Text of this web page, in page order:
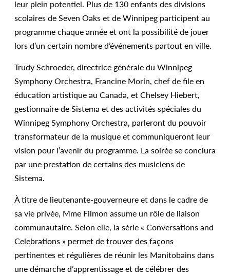
leur plein potentiel. Plus de 130 enfants des divisions
scolaires de Seven Oaks et de Winnipeg participent au
programme chaque année et ont la possibilité de jouer
lors d’un certain nombre d’événements partout en ville.
Trudy Schroeder, directrice générale du Winnipeg
Symphony Orchestra, Francine Morin, chef de file en
éducation artistique au Canada, et Chelsey Hiebert,
gestionnaire de Sistema et des activités spéciales du
Winnipeg Symphony Orchestra, parleront du pouvoir
transformateur de la musique et communiqueront leur
vision pour l’avenir du programme. La soirée se conclura
par une prestation de certains des musiciens de
Sistema.
À titre de lieutenante-gouverneure et dans le cadre de
sa vie privée, Mme Filmon assume un rôle de liaison
communautaire. Selon elle, la série « Conversations and
Celebrations » permet de trouver des façons
pertinentes et régulières de réunir les Manitobains dans
une démarche d’apprentissage et de célébrer des